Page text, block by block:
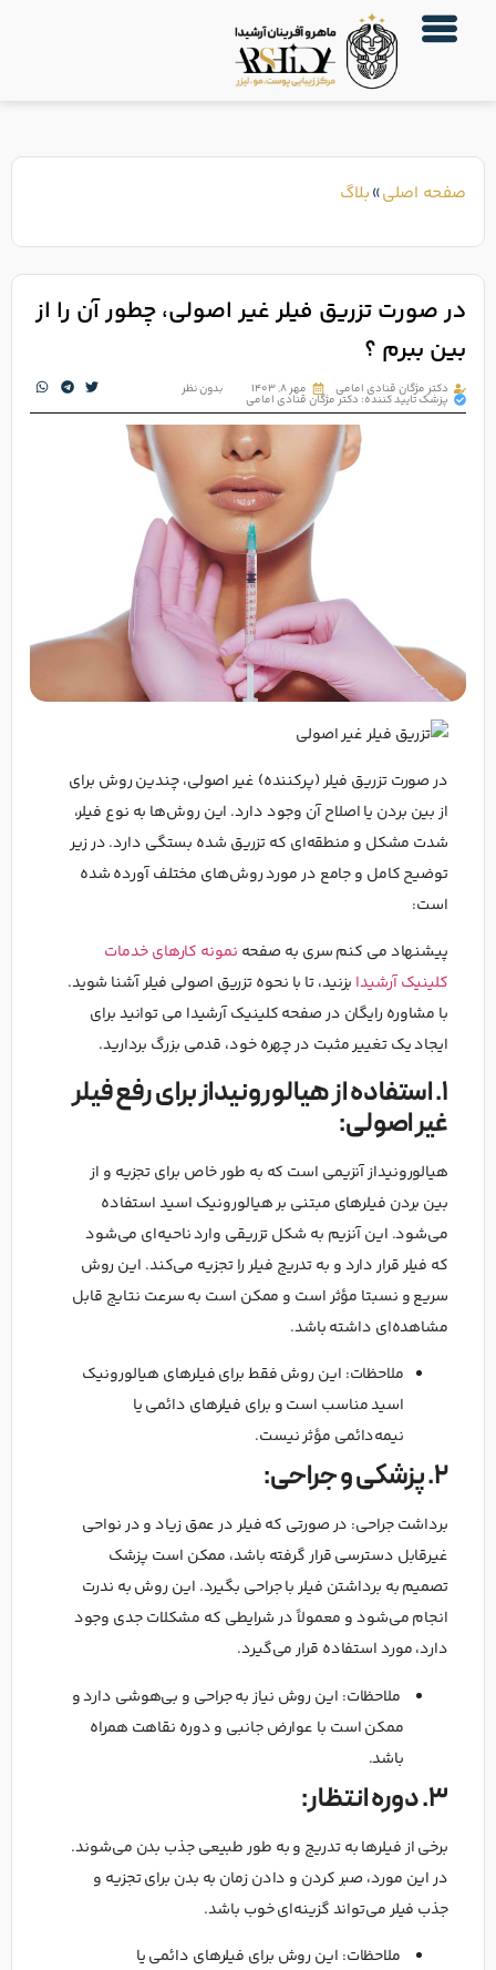
صفحه اصلی»بلاگ
در صورت تزریق فیلر غیر اصولی، چطور آن را از
بین ببرم ؟
دکتر مژگان قنادی امامی مهر ۸, ۱۴۰۳ بدون نظر
پزشک تایید کننده: دکتر مژگان قنادی امامی
در صورت تزریق فیلر (پرکننده) غیر اصولی، چندین روش برای
از بین بردن یا اصلاح آن وجود دارد. این روش‌ها به نوع فیلر،
شدت مشکل و منطقه‌ای که تزریق شده بستگی دارد. در زیر
توضیح کامل و جامع در مورد روش‌های مختلف آورده شده
است:
پیشنهاد می کنم سری به صفحه نمونه کارهای خدمات
کلینیک آرشیدا بزنید، تا با نحوه تزریق اصولی فیلر آشنا شوید.
با مشاوره رایگان در صفحه کلینیک آرشیدا می توانید برای
ایجاد یک تغییر مثبت در چهره خود، قدمی بزرگ بردارید.
1. استفاده از هیالورونیداز برای رفع فیلر
غیر اصولی:
هیالورونیداز آنزیمی است که به طور خاص برای تجزیه و از
بین بردن فیلرهای مبتنی بر هیالورونیک اسید استفاده
می‌شود. این آنزیم به شکل تزریقی وارد ناحیه‌ای می‌شود
که فیلر قرار دارد و به تدریج فیلر را تجزیه می‌کند. این روش
سریع و نسبتا مؤثر است و ممکن است به سرعت نتایج قابل
مشاهده‌ای داشته باشد.
ملاحظات: این روش فقط برای فیلرهای هیالورونیک
اسید مناسب است و برای فیلرهای دائمی یا
نیمه‌دائمی مؤثر نیست.
2. پزشکی و جراحی:
برداشت جراحی: در صورتی که فیلر در عمق زیاد و در نواحی
غیرقابل دسترسی قرار گرفته باشد، ممکن است پزشک
تصمیم به برداشتن فیلر با جراحی بگیرد. این روش به ندرت
انجام می‌شود و معمولاً در شرایطی که مشکلات جدی وجود
دارد، مورد استفاده قرار می‌گیرد.
ملاحظات: این روش نیاز به جراحی و بی‌هوشی دارد و
ممکن است با عوارض جانبی و دوره نقاهت همراه
باشد.
3. دوره انتظار:
برخی از فیلرها به تدریج و به طور طبیعی جذب بدن می‌شوند.
در این مورد، صبر کردن و دادن زمان به بدن برای تجزیه و
جذب فیلر می‌تواند گزینه‌ای خوب باشد.
ملاحظات: این روش برای فیلرهای دائمی یا